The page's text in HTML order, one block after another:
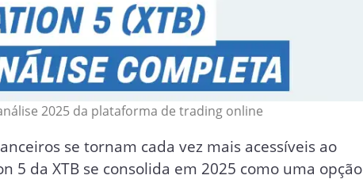
2025 da plataforma de trading online
se tornam cada vez mais acessíveis ao
5 da XTB se consolida em 2025 como uma opção